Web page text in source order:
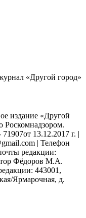
«Другой город»
издание «Другой
Роскомнадзором.
13.12.2017 г. |
| Телефон
редакции:
Фёдоров М.А.
443001,
Ярмарочная, д.